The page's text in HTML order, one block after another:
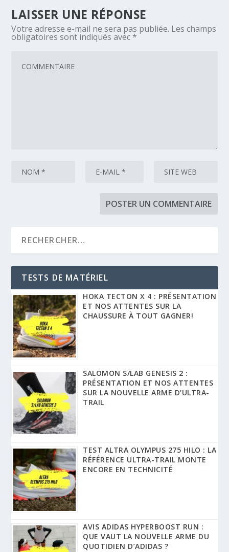
LAISSER UNE RÉPONSE
Votre adresse e-mail ne sera pas publiée. Les champs
obligatoires sont indiqués avec *
TESTS DE MATÉRIEL
HOKA TECTON X 4 : PRÉSENTATION
ET NOS ATTENTES SUR LA
CHAUSSURE À TOUT GAGNER!
SALOMON S/LAB GENESIS 2 :
PRÉSENTATION ET NOS ATTENTES
SUR LA NOUVELLE ARME D’ULTRA-
TRAIL
TEST ALTRA OLYMPUS 275 HILO : LA
RÉFÉRENCE ULTRA-TRAIL MONTE
ENCORE EN TECHNICITÉ
AVIS ADIDAS HYPERBOOST RUN :
QUE VAUT LA NOUVELLE ARME DU
QUOTIDIEN D’ADIDAS ?